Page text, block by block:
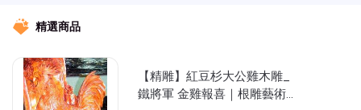
栩栩如生獨一無二，木紋木香挑戰視覺與嗅覺，陶冶性情，保值升
值有價值，紓解壓力、昇華品位、淨化心靈保平安！是送禮、鑑
購。專線0958-380-768 楊氏木玉（籟 I D 玖伍玐叁玐零柒陸
精選商品
【精雕】紅豆杉大公雞木雕_
鐵將軍 金雞報喜｜根雕藝術｜